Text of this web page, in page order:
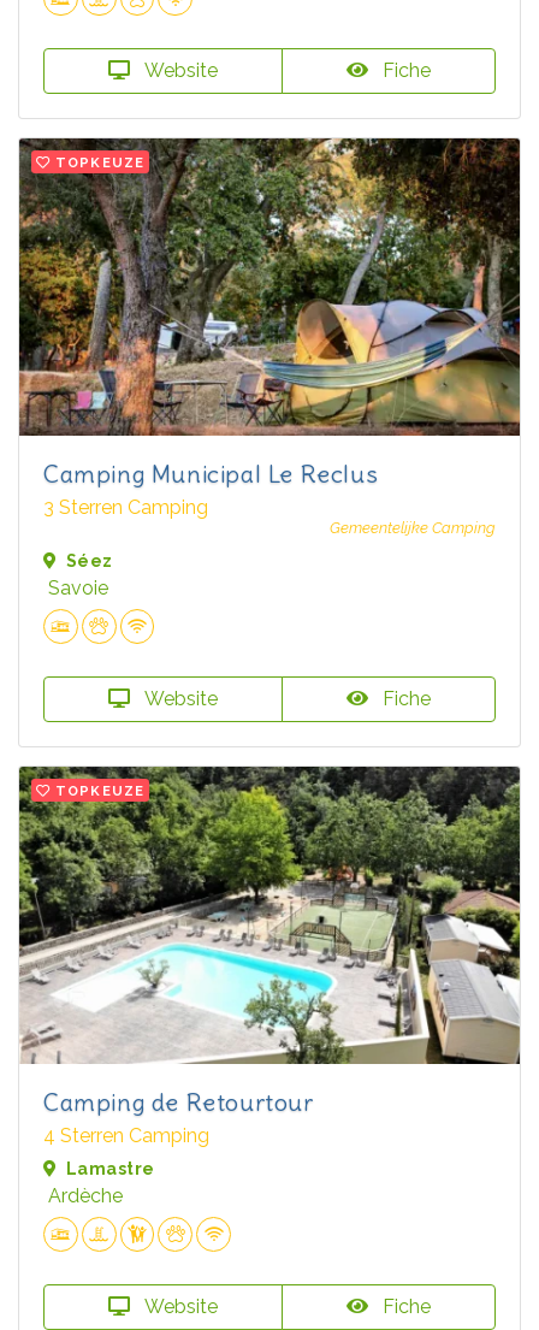
Website Fiche
TOPKEUZE
Camping Municipal Le Reclus
3 Sterren Camping
Gemeentelijke Camping
Séez
Savoie
Website Fiche
TOPKEUZE
Camping de Retourtour
4 Sterren Camping
Lamastre
Ardèche
Website Fiche